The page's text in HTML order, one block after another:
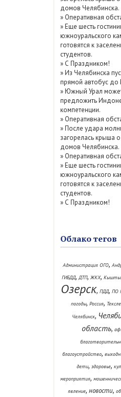
домов Челябинска.
» Оперативная
»Еще шесть
южноуральского
готовятся к
студентов.
» С Праздником!
»Из Челябинска
прямой автобус
»Южный Урал
предложить
компетенции.
» Оперативная
»После удара
загорелась крыша
домов Челябинска.
» Оперативная
»Еще шесть
южноуральского
готовятся к
студентов.
» С Праздником!
Облако тегов
Администрация ОГО,
ГИБДД,ДТП, ЖКХ,
Озерск, ПДД, ПО
погоды, Россия,
Челябинск,
область,
благоустройство,
дети, здоровье,
мероприятия,
явление, новости,